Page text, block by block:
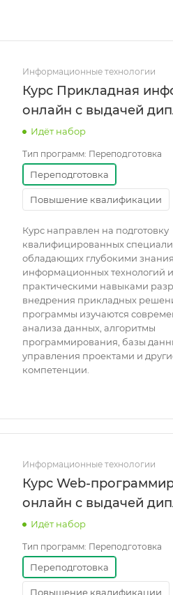
Информационные технологии
Курс Прикладная
онлайн с выдачей
Идёт набор
Тип программ: Переподготовка
Переподготовка
Повышение квалификации
Курс направлен на подготовку
квалифицированных
обладающих глубокими
информационных технологий и
практическими навыками
внедрения прикладных
программы изучаются
анализа данных, алгоритмы
программирования, базы
управления проектами и
компетенции.
Информационные технологии
Курс Web-
онлайн с выдачей
Идёт набор
Тип программ: Переподготовка
Переподготовка
Повышение квалификации